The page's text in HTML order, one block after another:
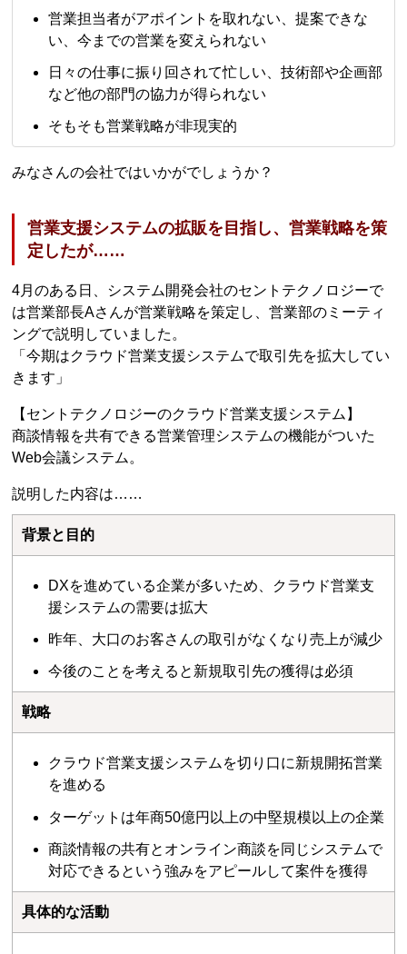
営業担当者がアポイントを取れない、提案できな
い、今までの営業を変えられない
日々の仕事に振り回されて忙しい、技術部や企画部
など他の部門の協力が得られない
そもそも営業戦略が非現実的
みなさんの会社ではいかがでしょうか？
営業支援システムの拡販を目指し、営業戦略を策
定したが……
4月のある日、システム開発会社のセントテクノロジーで
は営業部長Aさんが営業戦略を策定し、営業部のミーティ
ングで説明していました。
「今期はクラウド営業支援システムで取引先を拡大してい
きます」
【セントテクノロジーのクラウド営業支援システム】
商談情報を共有できる営業管理システムの機能がついた
Web会議システム。
説明した内容は……
背景と目的
DXを進めている企業が多いため、クラウド営業支
援システムの需要は拡大
昨年、大口のお客さんの取引がなくなり売上が減少
今後のことを考えると新規取引先の獲得は必須
戦略
クラウド営業支援システムを切り口に新規開拓営業
を進める
ターゲットは年商50億円以上の中堅規模以上の企業
商談情報の共有とオンライン商談を同じシステムで
対応できるという強みをアピールして案件を獲得
具体的な活動